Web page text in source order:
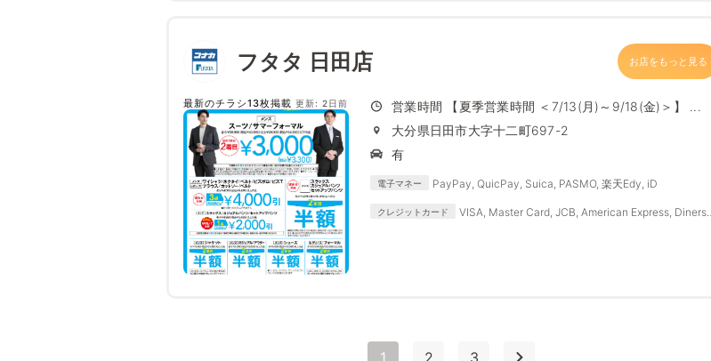
フタタ 日田店 お店をもっと見る
最新のチラシ13枚掲載 更新: 2日前
営業時間 【夏季営業時間 ＜7/13(月)～9/18(金)＞】 ...
大分県日田市大字十二町697-2
有
電子マネー PayPay, QuicPay, Suica, PASMO, 楽天Edy, iD
クレジットカード
VISA, Master Card, JCB, American Express, Diners
1 2 3